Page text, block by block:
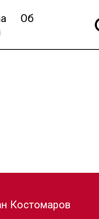
Об
Костомаров